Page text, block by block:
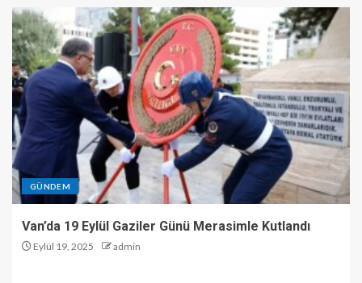
GÜNDEM
Van’da 19 Eylül Gaziler Günü Merasimle Kutlandı
Eylül 19, 2025 admin